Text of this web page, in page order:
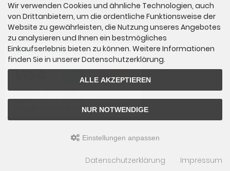
Zahlungsmethoden
ified eCommerce Shopsoftware © 2009-2026
Wir verwenden Cookies und ähnliche Technologien, auch
von Drittanbietern, um die ordentliche Funktionsweise der
Website zu gewährleisten, die Nutzung unseres Angebotes
zu analysieren und Ihnen ein bestmögliches
Einkaufserlebnis bieten zu können. Weitere Informationen
finden Sie in unserer Datenschutzerklärung.
ALLE AKZEPTIEREN
NUR NOTWENDIGE
Einstellungen anpassen
Datenschutzerklärung Impressum